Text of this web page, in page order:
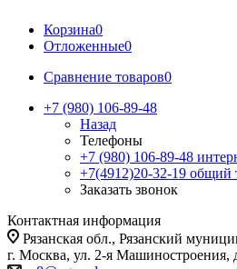
Корзина0
Отложенные0
Сравнение товаров0
+7 (980) 106-89-48
Назад
Телефоны
+7 (980) 106-89-48
+7(4912)20-32-19 общий
Заказать звонок
Контактная информация
Рязанская обл., Рязанский
г. Москва, ул. 2-я